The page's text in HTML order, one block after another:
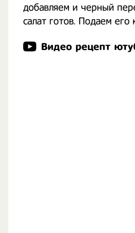
добавляем и черный
салат готов. Подаем его
Видео рецепт